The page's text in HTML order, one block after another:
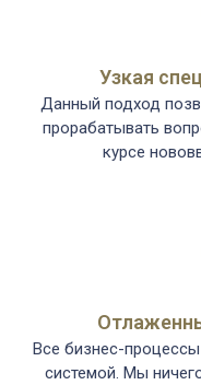
Узкая
Данный подход
прорабатывать
курсе
Все бизнес-
системой. Мы